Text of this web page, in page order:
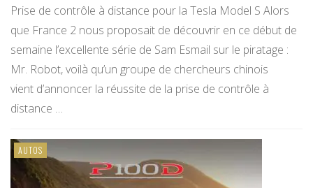
Prise de contrôle à distance pour la Tesla Model S Alors
que France 2 nous proposait de découvrir en ce début de
semaine l’excellente série de Sam Esmail sur le piratage :
Mr. Robot, voilà qu’un groupe de chercheurs chinois
vient d’annoncer la réussite de la prise de contrôle à
distance …
AUTOS